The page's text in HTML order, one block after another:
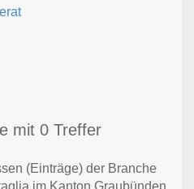
mit 0 Treffer
(Einträge) der Branche
im Kanton Graubünden